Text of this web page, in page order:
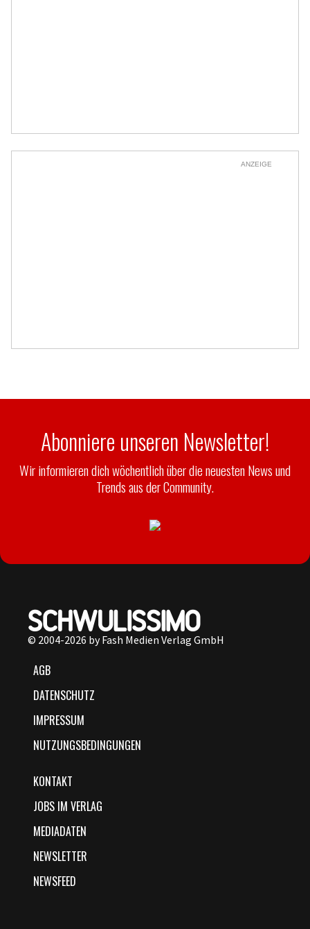
ANZEIGE
Abonniere unseren Newsletter!
Wir informieren dich wöchentlich über die neuesten News und
Trends aus der Community.
© 2004-2026 by Fash Medien Verlag GmbH
AGB
DATENSCHUTZ
IMPRESSUM
NUTZUNGSBEDINGUNGEN
KONTAKT
JOBS IM VERLAG
MEDIADATEN
NEWSLETTER
NEWSFEED